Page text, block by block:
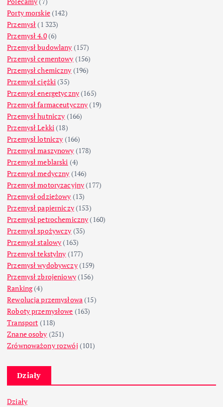
Porty morskie(142)
Przemysł (1 323)
Przemysł 4.0(6)
Przemysł budowlany (157)
Przemysł cementowy (156)
Przemysł chemiczny (196)
Przemysł ciężki (35)
Przemysł energetyczny (165)
Przemysł farmaceutyczny (19)
Przemysł hutniczy (166)
Przemysł Lekki (18)
Przemysł lotniczy (166)
Przemysł maszynowy (178)
Przemysł meblarski (4)
Przemysł medyczny (146)
Przemysł motoryzacyjny (177)
Przemysł odzieżowy (13)
Przemysł papierniczy(153)
Przemysł petrochemiczny (160)
Przemysł spożywczy (35)
Przemysł stalowy (163)
Przemysł tekstylny (177)
Przemysł wydobywczy(159)
Przemysł zbrojeniowy(156)
Ranking(4)
Rewolucja przemysłowa (15)
Roboty przemysłowe (163)
Transport (118)
Znane osoby (251)
Zrównoważony rozwój (101)
Działy
Działy